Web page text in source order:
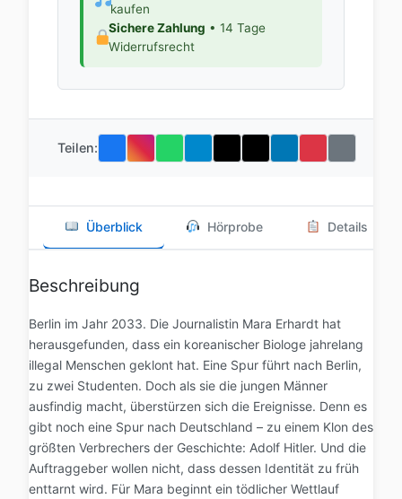
kaufen
Sichere Zahlung • 14 Tage
Widerrufsrecht
Teilen:
Überblick Hörprobe Details
Beschreibung
Berlin im Jahr 2033. Die Journalistin Mara Erhardt hat
herausgefunden, dass ein koreanischer Biologe jahrelang
illegal Menschen geklont hat. Eine Spur führt nach Berlin,
zu zwei Studenten. Doch als sie die jungen Männer
ausfindig macht, überstürzen sich die Ereignisse. Denn es
gibt noch eine Spur nach Deutschland – zu einem Klon des
größten Verbrechers der Geschichte: Adolf Hitler. Und die
Auftraggeber wollen nicht, dass dessen Identität zu früh
enttarnt wird. Für Mara beginnt ein tödlicher Wettlauf